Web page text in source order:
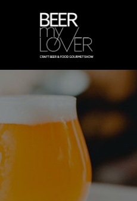
HOME
CHI SIAMO
PROGRAMMA
VISITA
ESPONI
ELENCO